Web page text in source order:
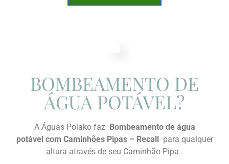
BOMBEAMENTO DE
ÁGUA POTÁVEL?
A Águas Polako faz Bombeamento de água
potável com Caminhões Pipas – Recallpara qualquer
altura através de seu Caminhão Pipa .